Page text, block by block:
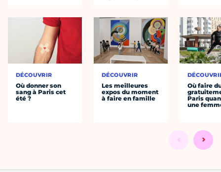
DÉCOUVRIR
Où donner son
sang à Paris cet
été ?
DÉCOUVRIR
Les meilleures
expos du moment
à faire en famille
Où faire
Paris
une